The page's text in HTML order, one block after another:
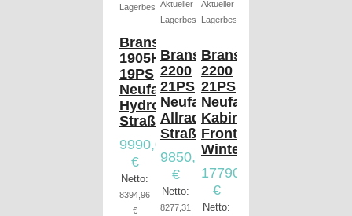
Lagerbestand
Branson
1905H
19PS
Neufahrzeug,
Hydrostat,
Straßenzulassung
9990,00
€
Netto:
8394,96
€
Aktueller
Lagerbestand
Branson
2200
21PS
Neufahrzeug,
Allrad,
Straßenzulassung
9850,00
€
Netto:
8277,31
Aktueller
Lagerbestand
Branson
2200
21PS
Neufahrzeug,
Kabine,
Fronthydraulik,
Winterdienst
17790,00
€
Netto: